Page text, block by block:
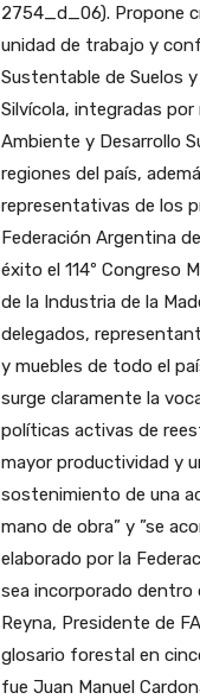
2754_d_06). Propone
unidad de trabajo y
Sustentable de Suelos
Silvícola, integradas por
Ambiente y Desarrollo
regiones del país,
representativas de los
Federación Argentina
éxito el 114º Congreso
de la Industria de la
delegados,
y muebles de todo el
surge claramente la
políticas activas de
mayor productividad y
sostenimiento de una
mano de obra” y ”se
elaborado por la
sea incorporado dentro
Reyna, Presidente de
glosario forestal en
fue Juan Manuel